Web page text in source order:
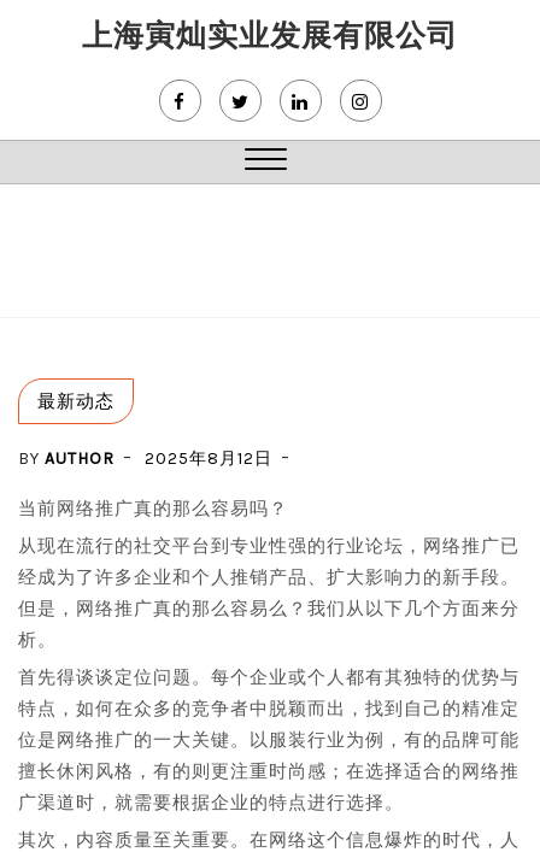
上海寅灿实业发展有限公司
Close
最新动态
BY AUTHOR 2025年8月12日
当前网络推广真的那么容易吗？
从现在流行的社交平台到专业性强的行业论坛，网络推广已
经成为了许多企业和个人推销产品、扩大影响力的新手段。
但是，网络推广真的那么容易么？我们从以下几个方面来分
析。
首先得谈谈定位问题。每个企业或个人都有其独特的优势与
特点，如何在众多的竞争者中脱颖而出，找到自己的精准定
位是网络推广的一大关键。以服装行业为例，有的品牌可能
擅长休闲风格，有的则更注重时尚感；在选择适合的网络推
广渠道时，就需要根据企业的特点进行选择。
其次，内容质量至关重要。在网络这个信息爆炸的时代，人